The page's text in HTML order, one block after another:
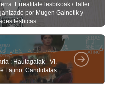
Errealitate lesbikoak / Taller
por Mugen Gainetik y
lésbicas
DESTACADAS
: Hautagaiak - VI.
Latino: Candidatas